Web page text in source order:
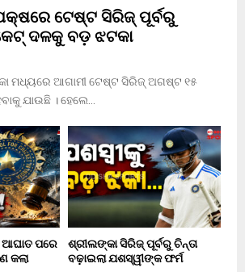
ଟେଷ୍ଟ ସିରିଜ୍ ପୂର୍ବରୁ
ଦଳକୁ ବଡ଼ ଝଟକା
ମଧ୍ୟରେ ଆଗାମୀ ଟେଷ୍ଟ ସିରିଜ୍ ଅଗଷ୍ଟ ୧୫
ଯାଉଛି । ହେଲେ...
ଆଘାତ ପରେ
କଲା
ଶ୍ରୀଲଙ୍କା ସିରିଜ୍ ପୂର୍ବରୁ ଚିନ୍ତା
ବଢ଼ାଇଲା ଯଶସ୍ୱୀଙ୍କ ଫର୍ମ